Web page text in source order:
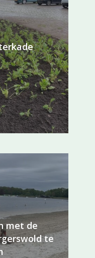
met de
te